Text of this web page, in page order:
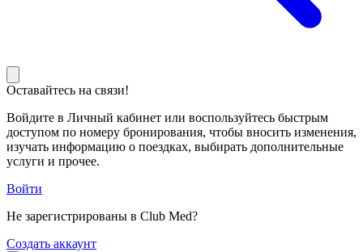
Оставайтесь на связи!
Войдите в Личный кабинет или воспользуйтесь быстрым
доступом по номеру бронирования, чтобы вносить изменения,
изучать информацию о поездках, выбирать дополнительные
услуги и прочее.
Войти
Не зарегистрированы в Club Med?
Создать аккаунт